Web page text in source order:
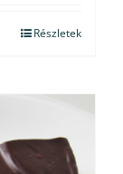
Részletek